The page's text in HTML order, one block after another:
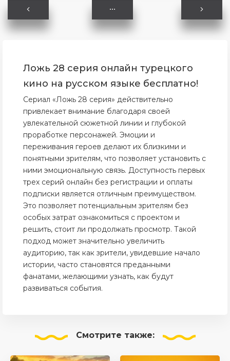
Ложь 28 серия онлайн турецкого
кино на русском языке бесплатно!
Сериал «Ложь 28 серия» действительно
привлекает внимание благодаря своей
увлекательной сюжетной линии и глубокой
проработке персонажей. Эмоции и
переживания героев делают их близкими и
понятными зрителям, что позволяет установить с
ними эмоциональную связь. Доступность первых
трех серий онлайн без регистрации и оплаты
подписки является отличным преимуществом.
Это позволяет потенциальным зрителям без
особых затрат ознакомиться с проектом и
решить, стоит ли продолжать просмотр. Такой
подход может значительно увеличить
аудиторию, так как зрители, увидевшие начало
истории, часто становятся преданными
фанатами, желающими узнать, как будут
развиваться события.
Смотрите также: